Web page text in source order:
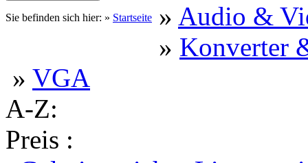
Sie befinden sich hier: » Startseite » Audio &
» Konverter
» VGA
A-Z:
Preis :